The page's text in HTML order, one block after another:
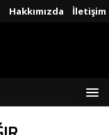
Hakkımızda İletişim